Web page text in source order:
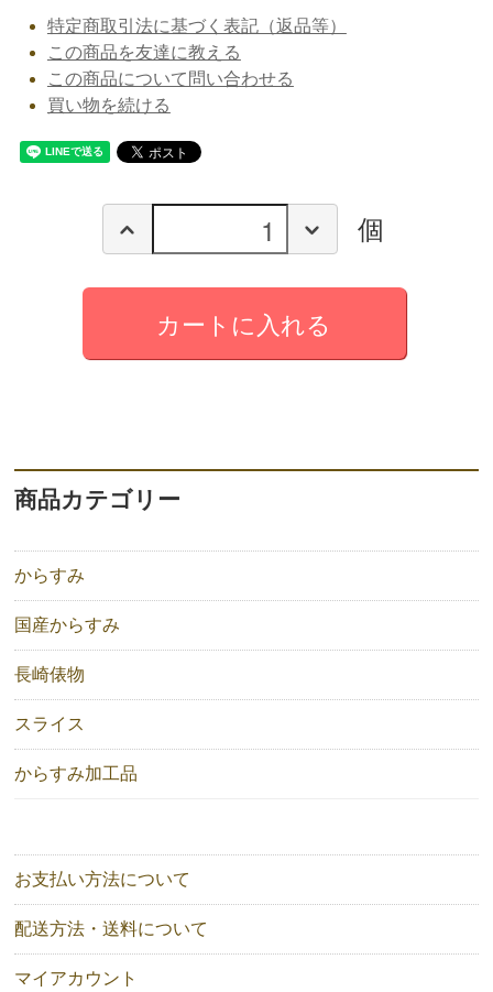
特定商取引法に基づく表記（返品等）
この商品を友達に教える
この商品について問い合わせる
買い物を続ける
個
カートに入れる
商品カテゴリー
からすみ
国産からすみ
長崎俵物
スライス
からすみ加工品
お支払い方法について
配送方法・送料について
マイアカウント